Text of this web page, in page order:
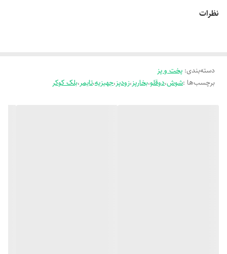
ظرفیت مخزن
نظرات
دسته‌بندی: پخت و پز
برچسب‌ها :شوش،دوقلو،بخارپز،زودپز،جهیزیه،تایمر،بلک کوکر